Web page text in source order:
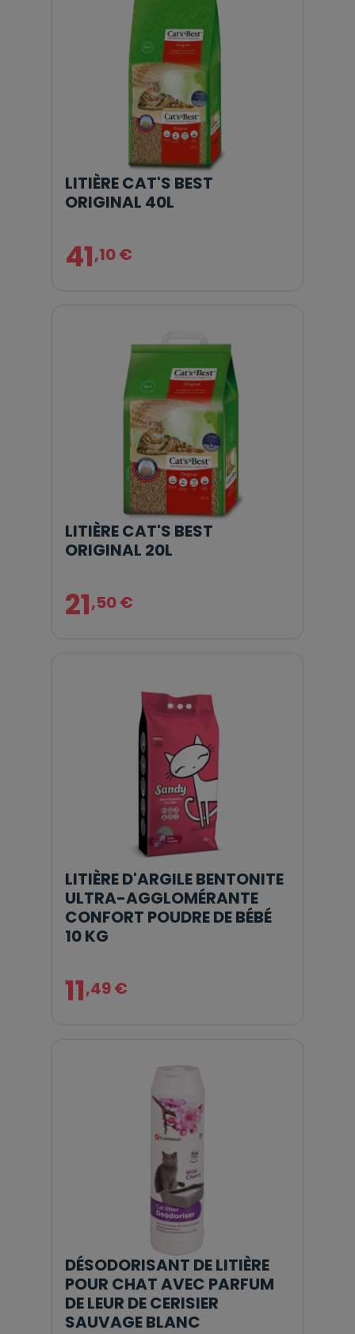
LITIÈRE CAT'S BEST
ORIGINAL 40L
41,10 €
LITIÈRE CAT'S BEST
ORIGINAL 20L
21,50 €
LITIÈRE D'ARGILE BENTONITE
ULTRA-AGGLOMÉRANTE
CONFORT POUDRE DE BÉBÉ
10 KG
11,49 €
DÉSODORISANT DE LITIÈRE
POUR CHAT AVEC PARFUM
DE LEUR DE CERISIER
SAUVAGE BLANC